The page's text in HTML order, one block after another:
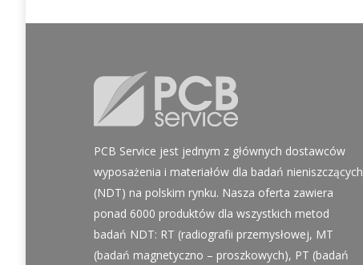
PCB Service jest jednym z głównych dostawców
wyposażenia i materiałów dla badań nieniszczących
(NDT) na polskim rynku. Nasza oferta zawiera
ponad 6000 produktów dla wszystkich metod
badań NDT: RT (radiografii przemysłowej, MT
(badań magnetyczno – proszkowych), PT (badań